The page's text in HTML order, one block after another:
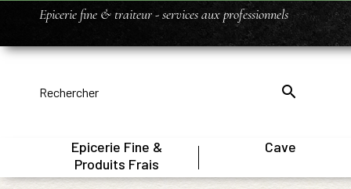
Epicerie fine & traiteur - services aux professionnels
Epicerie Fine &
Produits Frais
Cave